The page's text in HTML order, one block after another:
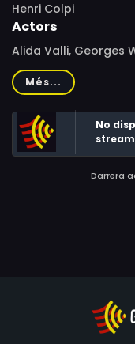
Henri Colpi
Actors
Alida Valli, Georges
Chérisey, Jacques
Fonteney, Diane
Charles Bouillaud,
Més...
No
Darrera